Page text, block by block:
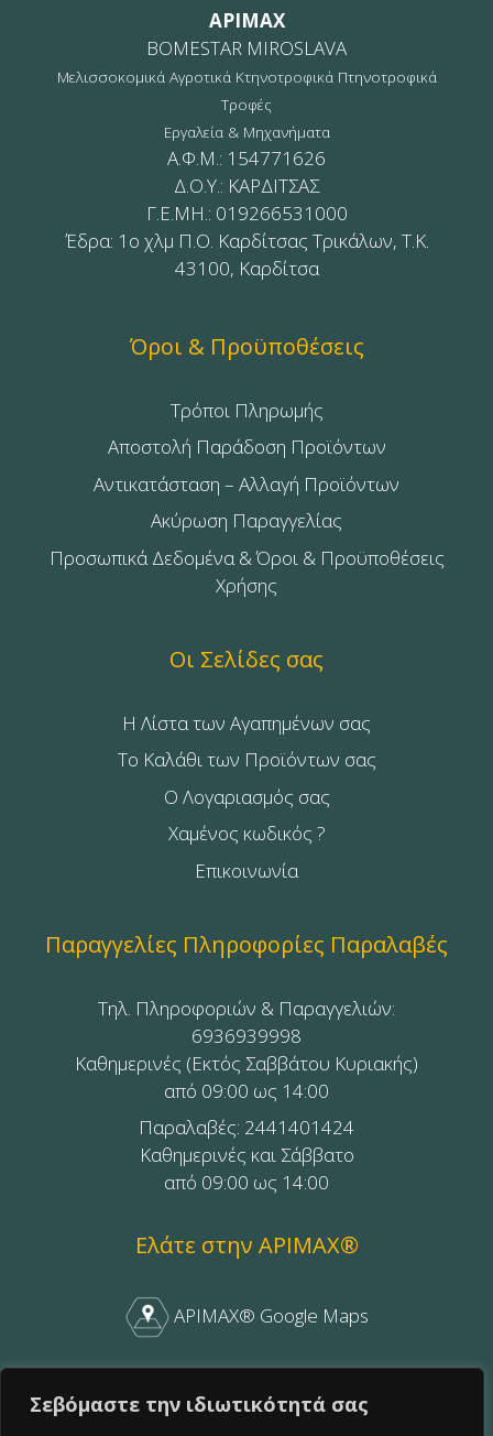
Σεβόμαστε την ιδιωτικότητά σας
APIMAX
BOMESTAR MIROSLAVA
Μελισσοκομικά Αγροτικά Κτηνοτροφικά Πτηνοτροφικά
Τροφές
Εργαλεία & Μηχανήματα
Α.Φ.Μ.: 154771626
Δ.Ο.Υ.: ΚΑΡΔΙΤΣΑΣ
Γ.Ε.ΜΗ.: 019266531000
Έδρα: 1ο χλμ Π.Ο. Καρδίτσας Τρικάλων, Τ.Κ.
43100, Καρδίτσα
Όροι & Προϋποθέσεις
Τρόποι Πληρωμής
Αποστολή Παράδοση Προϊόντων
Αντικατάσταση – Αλλαγή Προϊόντων
Ακύρωση Παραγγελίας
Προσωπικά Δεδομένα & Όροι & Προϋποθέσεις
Χρήσης
Οι Σελίδες σας
Η Λίστα των Αγαπημένων σας
Το Καλάθι των Προϊόντων σας
Ο Λογαριασμός σας
Χαμένος κωδικός ?
Επικοινωνία
Παραγγελίες Πληροφορίες Παραλαβές
Τηλ. Πληροφοριών & Παραγγελιών:
6936939998
Καθημερινές (Εκτός Σαββάτου Κυριακής)
από 09:00 ως 14:00
Παραλαβές: 2441401424
Καθημερινές και Σάββατο
από 09:00 ως 14:00
Ελάτε στην APIMAX®
APIMAX® Google Maps